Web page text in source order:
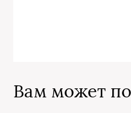
Вам может